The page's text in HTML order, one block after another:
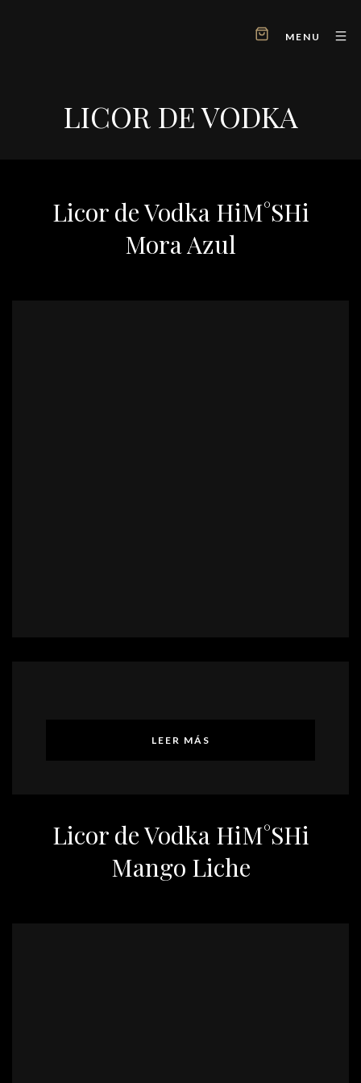
MENU
LICOR DE VODKA
Licor de Vodka HiM°SHi
Mora Azul
LEER MÁS
Licor de Vodka HiM°SHi
Mango Liche